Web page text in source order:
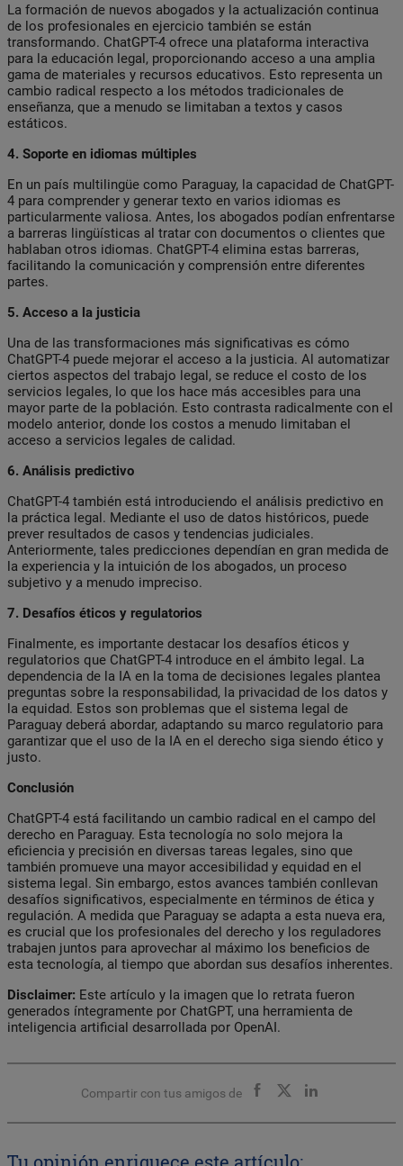
La formación de nuevos abogados y la actualización continua
de los profesionales en ejercicio también se están
transformando. ChatGPT-4 ofrece una plataforma interactiva
para la educación legal, proporcionando acceso a una amplia
gama de materiales y recursos educativos. Esto representa un
cambio radical respecto a los métodos tradicionales de
enseñanza, que a menudo se limitaban a textos y casos
estáticos.
4. Soporte en idiomas múltiples
En un país multilingüe como Paraguay, la capacidad de ChatGPT-
4 para comprender y generar texto en varios idiomas es
particularmente valiosa. Antes, los abogados podían enfrentarse
a barreras lingüísticas al tratar con documentos o clientes que
hablaban otros idiomas. ChatGPT-4 elimina estas barreras,
facilitando la comunicación y comprensión entre diferentes
partes.
5. Acceso a la justicia
Una de las transformaciones más significativas es cómo
ChatGPT-4 puede mejorar el acceso a la justicia. Al automatizar
ciertos aspectos del trabajo legal, se reduce el costo de los
servicios legales, lo que los hace más accesibles para una
mayor parte de la población. Esto contrasta radicalmente con el
modelo anterior, donde los costos a menudo limitaban el
acceso a servicios legales de calidad.
6. Análisis predictivo
ChatGPT-4 también está introduciendo el análisis predictivo en
la práctica legal. Mediante el uso de datos históricos, puede
prever resultados de casos y tendencias judiciales.
Anteriormente, tales predicciones dependían en gran medida de
la experiencia y la intuición de los abogados, un proceso
subjetivo y a menudo impreciso.
7. Desafíos éticos y regulatorios
Finalmente, es importante destacar los desafíos éticos y
regulatorios que ChatGPT-4 introduce en el ámbito legal. La
dependencia de la IA en la toma de decisiones legales plantea
preguntas sobre la responsabilidad, la privacidad de los datos y
la equidad. Estos son problemas que el sistema legal de
Paraguay deberá abordar, adaptando su marco regulatorio para
garantizar que el uso de la IA en el derecho siga siendo ético y
justo.
Conclusión
ChatGPT-4 está facilitando un cambio radical en el campo del
derecho en Paraguay. Esta tecnología no solo mejora la
eficiencia y precisión en diversas tareas legales, sino que
también promueve una mayor accesibilidad y equidad en el
sistema legal. Sin embargo, estos avances también conllevan
desafíos significativos, especialmente en términos de ética y
regulación. A medida que Paraguay se adapta a esta nueva era,
es crucial que los profesionales del derecho y los reguladores
trabajen juntos para aprovechar al máximo los beneficios de
esta tecnología, al tiempo que abordan sus desafíos inherentes.
Disclaimer: Este artículo y la imagen que lo retrata fueron
generados íntegramente por ChatGPT, una herramienta de
inteligencia artificial desarrollada por OpenAI.
Compartir con tus amigos de
Tu opinión enriquece este artículo: